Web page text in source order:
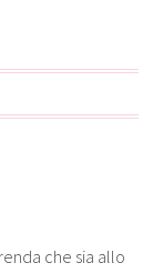
che sia allo